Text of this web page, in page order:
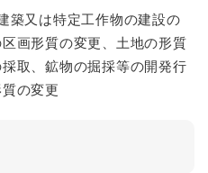
築又は特定工作物の建設の
画形質の変更、土地の形質
取、鉱物の掘採等の開発行
の変更